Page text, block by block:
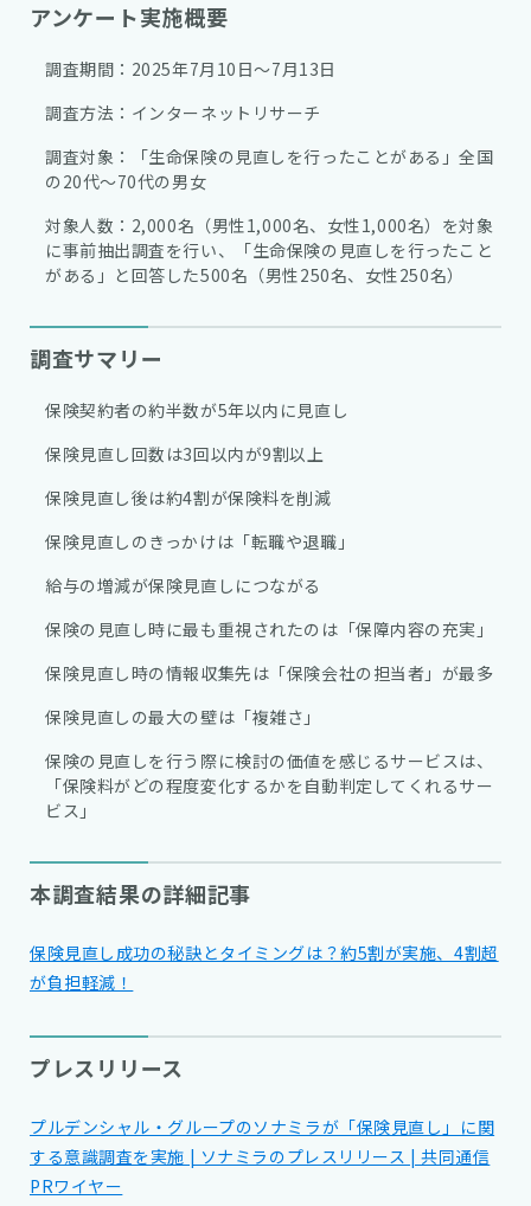
アンケート実施概要
調査期間：2025年7月10日～7月13日
調査方法：インターネットリサーチ
調査対象：「生命保険の見直しを行ったことがある」全国
の20代～70代の男女
対象人数：2,000名（男性1,000名、女性1,000名）を対象
に事前抽出調査を行い、「生命保険の見直しを行ったこと
がある」と回答した500名（男性250名、女性250名）
調査サマリー
保険契約者の約半数が5年以内に見直し
保険見直し回数は3回以内が9割以上
保険見直し後は約4割が保険料を削減
保険見直しのきっかけは「転職や退職」
給与の増減が保険見直しにつながる
保険の見直し時に最も重視されたのは「保障内容の充実」
保険見直し時の情報収集先は「保険会社の担当者」が最多
保険見直しの最大の壁は「複雑さ」
保険の見直しを行う際に検討の価値を感じるサービスは、
「保険料がどの程度変化するかを自動判定してくれるサー
ビス」
本調査結果の詳細記事
保険見直し成功の秘訣とタイミングは？約5割が実施、4割超
が負担軽減！
プレスリリース
プルデンシャル・グループのソナミラが「保険見直し」に関
する意識調査を実施 | ソナミラのプレスリリース | 共同通信
PRワイヤー